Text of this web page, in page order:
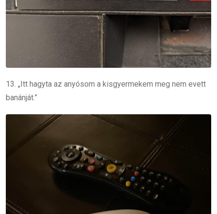
13. „Itt hagyta az anyósom a kisgyermekem meg nem evett
banánját.”